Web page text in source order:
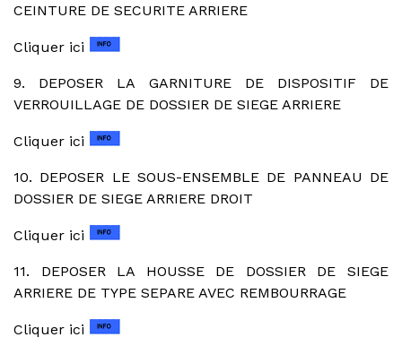
CEINTURE DE SECURITE ARRIERE
Cliquer ici
9. DEPOSER LA GARNITURE DE DISPOSITIF DE
VERROUILLAGE DE DOSSIER DE SIEGE ARRIERE
Cliquer ici
10. DEPOSER LE SOUS-ENSEMBLE DE PANNEAU DE
DOSSIER DE SIEGE ARRIERE DROIT
Cliquer ici
11. DEPOSER LA HOUSSE DE DOSSIER DE SIEGE
ARRIERE DE TYPE SEPARE AVEC REMBOURRAGE
Cliquer ici